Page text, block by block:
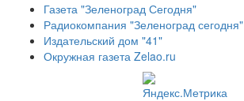
Газета "Зеленоград Сегодня"
Радиокомпания "Зеленоград сегодня"
Издательский дом "41"
Окружная газета Zelao.ru